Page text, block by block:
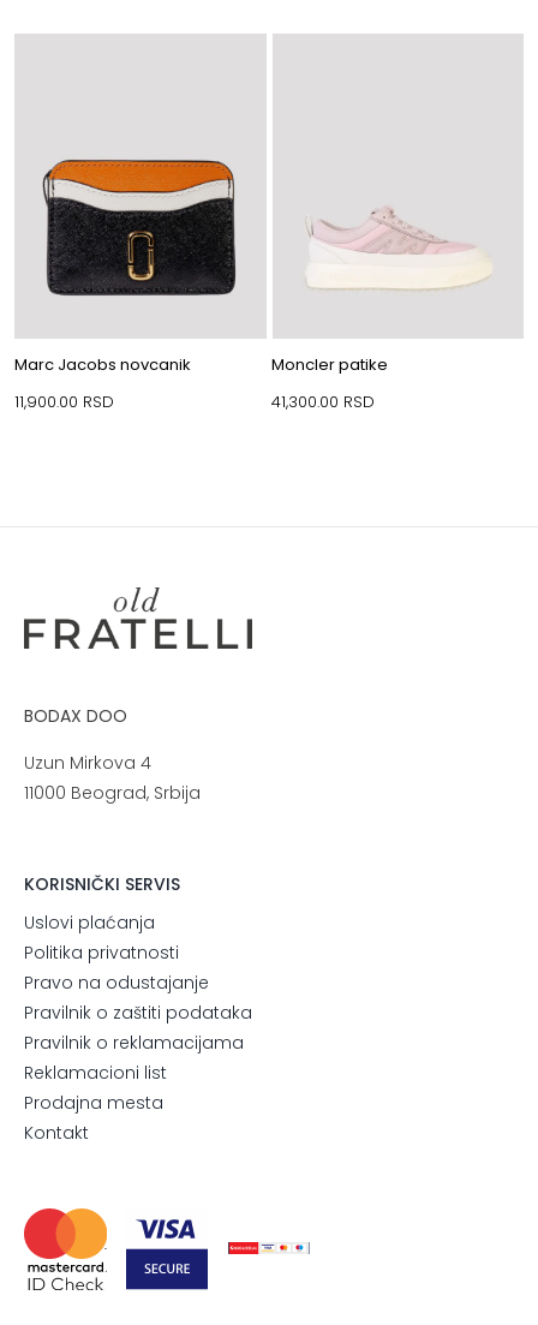
Marc Jacobs novcanik
11,900.00 RSD
Moncler patike
41,300.00 RSD
BODAX DOO
Uzun Mirkova 4
11000 Beograd, Srbija
KORISNIČKI SERVIS
Uslovi plaćanja
Politika privatnosti
Pravo na odustajanje
Pravilnik o zaštiti podataka
Pravilnik o reklamacijama
Reklamacioni list
Prodajna mesta
Kontakt